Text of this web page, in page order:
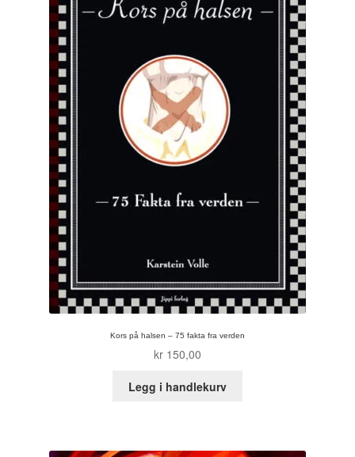
Tore Strand Olsen
Trond Ivar Hansen
Xueting Yang
Til kassen
Bekreft din ordre
Ordrebekreftelse
Your Account
Kors på halsen – 75 fakta fra verden
kr 150,00
Legg i handlekurv